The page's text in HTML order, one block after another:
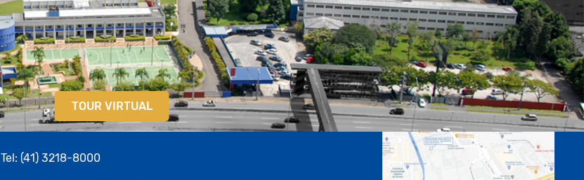
TOUR VIRTUAL
Tel: (41) 3218-8000